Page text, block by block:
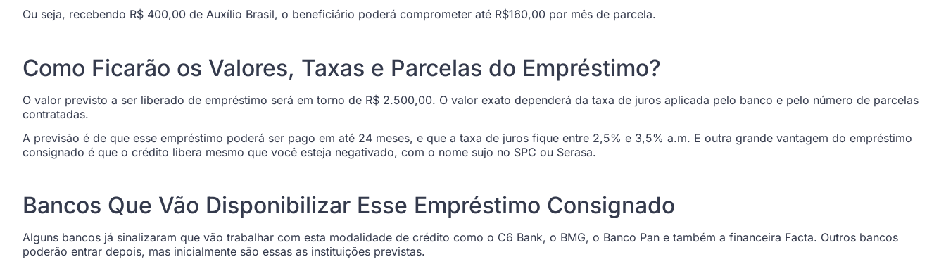
Ou seja, recebendo R$ 400,00 de Auxílio Brasil, o beneficiário poderá comprometer até R$160,00 por mês de parcela.
Como Ficarão os Valores, Taxas e Parcelas do Empréstimo?
O valor previsto a ser liberado de empréstimo será em torno de R$ 2.500,00. O valor exato dependerá da taxa de juros aplicada pelo banco e pelo número de parcelas
contratadas.
A previsão é de que esse empréstimo poderá ser pago em até 24 meses, e que a taxa de juros fique entre 2,5% e 3,5% a.m. E outra grande vantagem do empréstimo
consignado é que o crédito libera mesmo que você esteja negativado, com o nome sujo no SPC ou Serasa.
Bancos Que Vão Disponibilizar Esse Empréstimo Consignado
Alguns bancos já sinalizaram que vão trabalhar com esta modalidade de crédito como o C6 Bank, o BMG, o Banco Pan e também a financeira Facta. Outros bancos
poderão entrar depois, mas inicialmente são essas as instituições previstas.